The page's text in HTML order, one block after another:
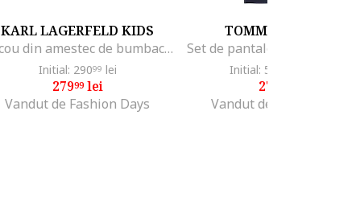
KARL LAGERFELD KIDS
Tricou din amestec de bumbac cu model dublu, Negru/Albastru indigo
Initial: 29099 lei
27999lei
Vandut de Fashion Days
TOMMY HILFIGER
Initial: 534
279
Vandut de Fashion Days